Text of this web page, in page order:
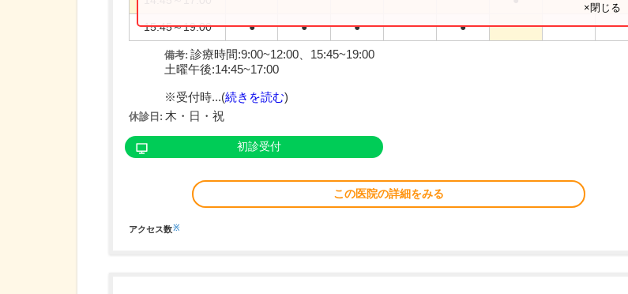
15:45～19:00 ● ● ● ●
×閉じる
備考: 診療時間:9:00~12:00、15:45~19:00
土曜午後:14:45~17:00
※受付時...(続きを読む)
休診日: 木・日・祝
初診受付
この医院の詳細をみる
アクセス数※